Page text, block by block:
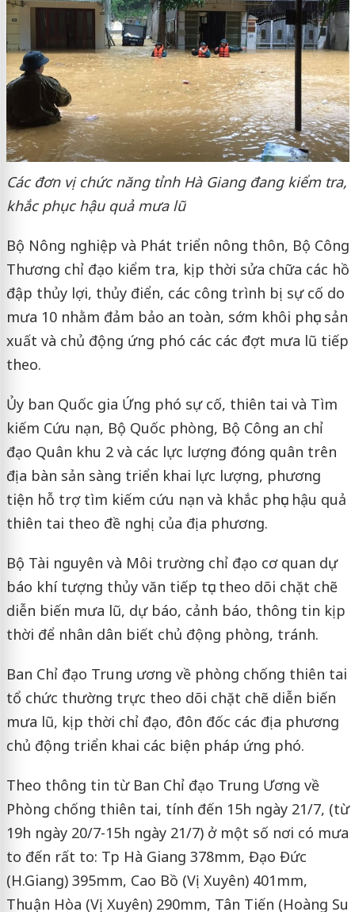
Các đơn vị chức năng tỉnh Hà Giang đang kiểm tra,
khắc phục hậu quả mưa lũ
Bộ Nông nghiệp và Phát triển nông thôn, Bộ Công
Thương chỉ đạo kiểm tra, kịp thời sửa chữa các hồ
đập thủy lợi, thủy điển, các công trình bị sự cố do
mưa 10 nhằm đảm bảo an toàn, sớm khôi phục sản
xuất và chủ động ứng phó các các đợt mưa lũ tiếp
theo.
Ủy ban Quốc gia Ứng phó sự cố, thiên tai và Tìm
kiếm Cứu nạn, Bộ Quốc phòng, Bộ Công an chỉ
đạo Quân khu 2 và các lực lượng đóng quân trên
địa bàn sản sàng triển khai lực lượng, phương
tiện hỗ trợ tìm kiếm cứu nạn và khắc phục hậu quả
thiên tai theo đề nghị của địa phương.
Bộ Tài nguyên và Môi trường chỉ đạo cơ quan dự
báo khí tượng thủy văn tiếp tục theo dõi chặt chẽ
diễn biến mưa lũ, dự báo, cảnh báo, thông tin kịp
thời để nhân dân biết chủ động phòng, tránh.
Ban Chỉ đạo Trung ương về phòng chống thiên tai
tổ chức thường trực theo dõi chặt chẽ diễn biến
mưa lũ, kịp thời chỉ đạo, đôn đốc các địa phương
chủ động triển khai các biện pháp ứng phó.
Theo thông tin từ Ban Chỉ đạo Trung Ương về
Phòng chống thiên tai, tính đến 15h ngày 21/7, (từ
19h ngày 20/7-15h ngày 21/7) ở một số nơi có mưa
to đến rất to: Tp Hà Giang 378mm, Đạo Đức
(H.Giang) 395mm, Cao Bồ (Vị Xuyên) 401mm,
Thuận Hòa (Vị Xuyên) 290mm, Tân Tiến (Hoàng Su